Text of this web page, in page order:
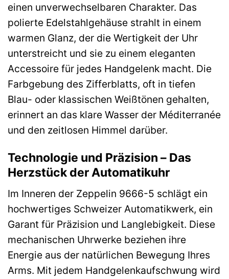
einen unverwechselbaren Charakter. Das
polierte Edelstahlgehäuse strahlt in einem
warmen Glanz, der die Wertigkeit der Uhr
unterstreicht und sie zu einem eleganten
Accessoire für jedes Handgelenk macht. Die
Farbgebung des Zifferblatts, oft in tiefen
Blau- oder klassischen Weißtönen gehalten,
erinnert an das klare Wasser der Méditerranée
und den zeitlosen Himmel darüber.
Technologie und Präzision – Das
Herzstück der Automatikuhr
Im Inneren der Zeppelin 9666-5 schlägt ein
hochwertiges Schweizer Automatikwerk, ein
Garant für Präzision und Langlebigkeit. Diese
mechanischen Uhrwerke beziehen ihre
Energie aus der natürlichen Bewegung Ihres
Arms. Mit jedem Handgelenkaufschwung wird